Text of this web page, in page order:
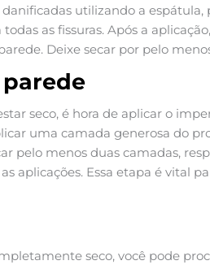
utilizando a espátula,
as fissuras. Após a
Deixe secar por pelo
seco, é hora de aplicar o
uma camada generosa do
pelo menos duas camadas,
aplicações. Essa etapa é vital
seco, você pode